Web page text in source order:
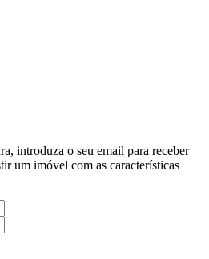
introduza o seu email para receber
um imóvel com as características